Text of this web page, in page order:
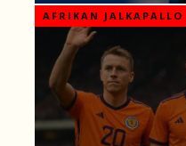
AFRIKAN JALKAPALLO